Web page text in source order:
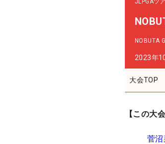
JLPGAツ
NOBUTA
2023年
大会TOP
【この大
菅